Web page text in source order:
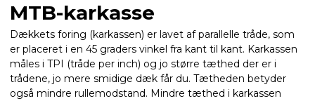
MTB-karkasse
Dækkets foring (karkassen) er lavet af parallelle tråde, som
er placeret i en 45 graders vinkel fra kant til kant. Karkassen
måles i TPI (tråde per inch) og jo større tæthed der er i
trådene, jo mere smidige dæk får du. Tætheden betyder
også mindre rullemodstand. Mindre tæthed i karkassen